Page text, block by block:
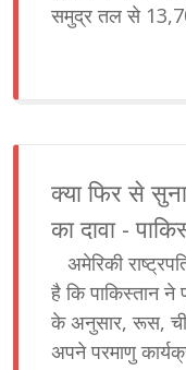
समुद्र तल से
क्या फिर से
का दावा -
अब क्या होगी
अमेरिकी
है कि पाकिस्तान
के अनुसार, रूस,
अपने परमाणु